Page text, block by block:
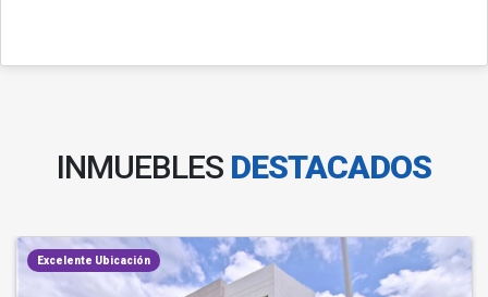
INMUEBLES DESTACADOS
Excelente Ubicación